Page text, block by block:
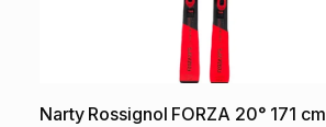
Narty Rossignol FORZA 20° 171 cm